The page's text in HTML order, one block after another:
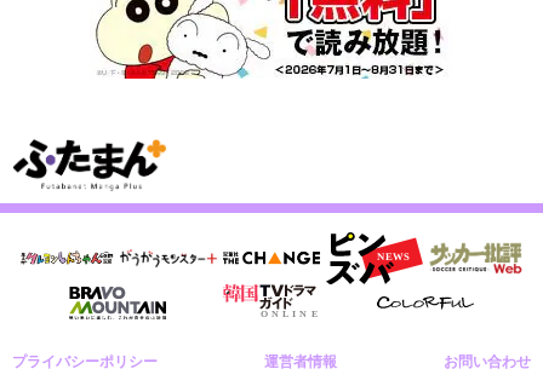
プライバシーポリシー 運営者情報 お問い合わせ